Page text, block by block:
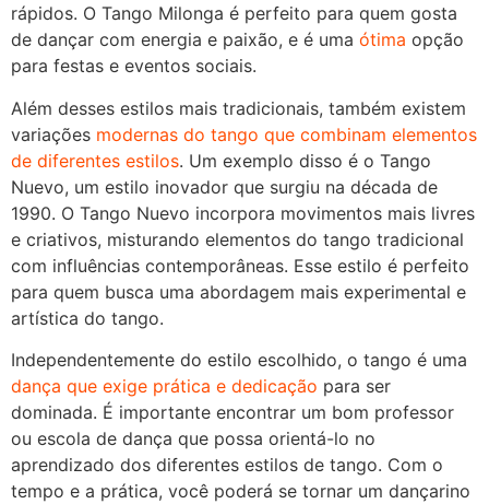
rápidos. O Tango Milonga é perfeito para quem gosta
de dançar com energia e paixão, e é uma ótima opção
para festas e eventos sociais.
Além desses estilos mais tradicionais, também existem
variações modernas do tango que combinam elementos
de diferentes estilos. Um exemplo disso é o Tango
Nuevo, um estilo inovador que surgiu na década de
1990. O Tango Nuevo incorpora movimentos mais livres
e criativos, misturando elementos do tango tradicional
com influências contemporâneas. Esse estilo é perfeito
para quem busca uma abordagem mais experimental e
artística do tango.
Independentemente do estilo escolhido, o tango é uma
dança que exige prática e dedicação para ser
dominada. É importante encontrar um bom professor
ou escola de dança que possa orientá-lo no
aprendizado dos diferentes estilos de tango. Com o
tempo e a prática, você poderá se tornar um dançarino